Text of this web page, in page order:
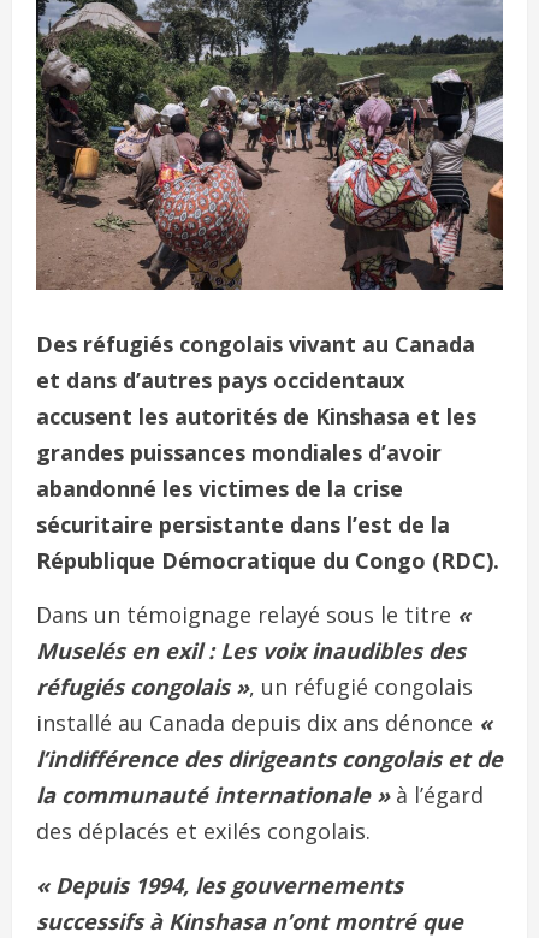
Des réfugiés congolais vivant au Canada
et dans d’autres pays occidentaux
accusent les autorités de Kinshasa et les
grandes puissances mondiales d’avoir
abandonné les victimes de la crise
sécuritaire persistante dans l’est de la
République Démocratique du Congo (RDC).
Dans un témoignage relayé sous le titre «
Muselés en exil : Les voix inaudibles des
réfugiés congolais », un réfugié congolais
installé au Canada depuis dix ans dénonce «
l’indifférence des dirigeants congolais et de
la communauté internationale »à l’égard
des déplacés et exilés congolais.
« Depuis 1994, les gouvernements
successifs à Kinshasa n’ont montré que